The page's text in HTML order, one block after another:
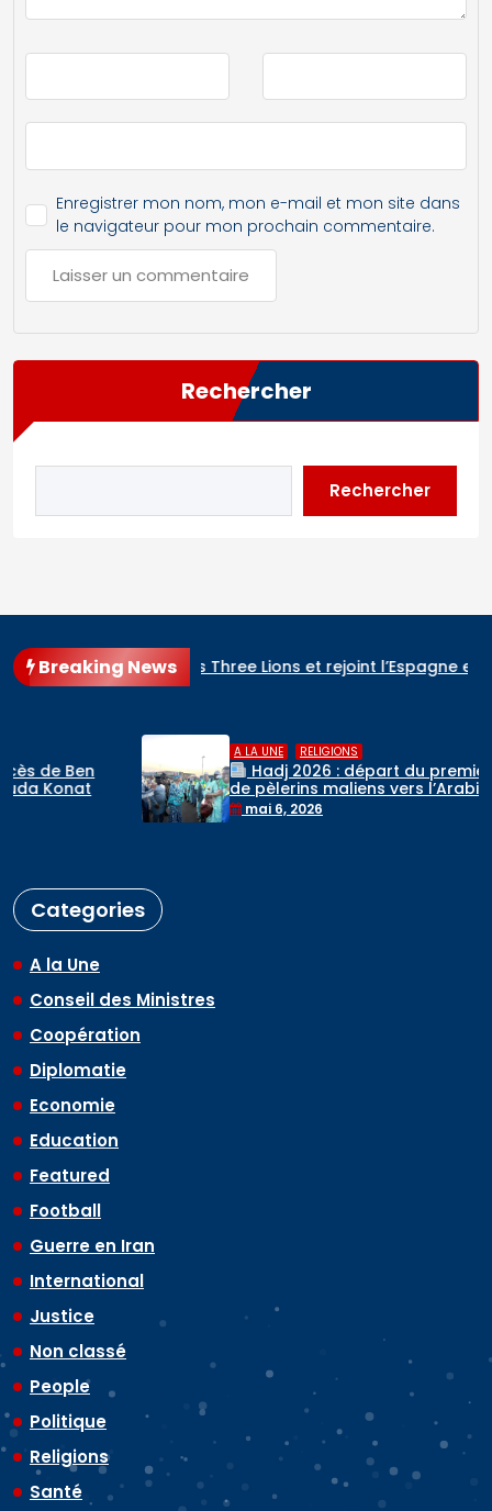
Enregistrer mon nom, mon e-mail et mon site dans
le navigateur pour mon prochain commentaire.
Rechercher
Rechercher
Breaking News
renverse les Three Lions et rejoint l’Espagne en finale
Hadj 2026 : départ du premier contingent
de pèlerins maliens vers l’Arabie saoudite
mai 6, 2026
Categories
A la Une
Conseil des Ministres
Coopération
Diplomatie
Economie
Education
Featured
Football
Guerre en Iran
International
Justice
Non classé
People
Politique
Religions
Santé